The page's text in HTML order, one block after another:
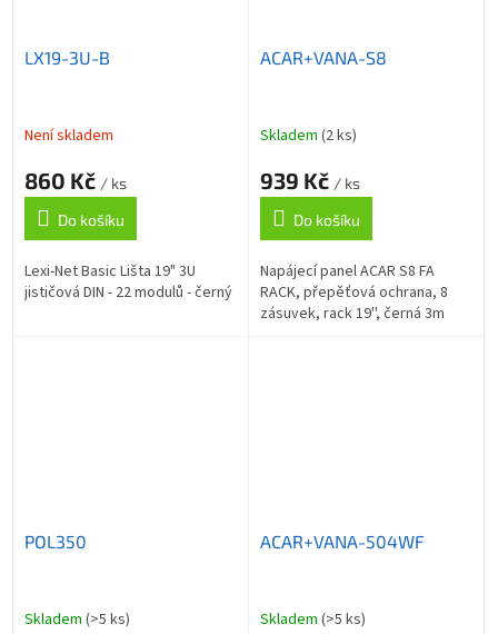
LX19-3U-B
Není skladem
860 Kč / ks
Do košíku
Lexi-Net Basic Lišta 19" 3U
jističová DIN - 22 modulů - černý
ACAR+VANA-S8
Skladem (2 ks)
939 Kč / ks
Do košíku
Napájecí panel ACAR S8 FA
RACK, přepěťová ochrana, 8
zásuvek, rack 19'', černá 3m
POL350
Skladem (>5 ks)
ACAR+VANA-504WF
Skladem (>5 ks)